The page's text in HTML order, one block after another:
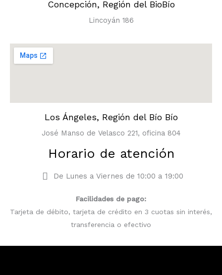
Concepción, Región del BioBío
Lincoyán 186
Los Ángeles, Región del Bío Bío
José Manso de Velasco 221, oficina 804
Horario de atención
De Lunes a Viernes de 10:00 a 19:00
Facilidades de pago:
Tarjeta de débito, tarjeta de crédito en 3 cuotas sin interés,
transferencia o efectivo